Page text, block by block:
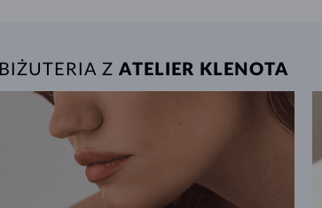
BIŻUTERIA ZATELIER KLENOTA